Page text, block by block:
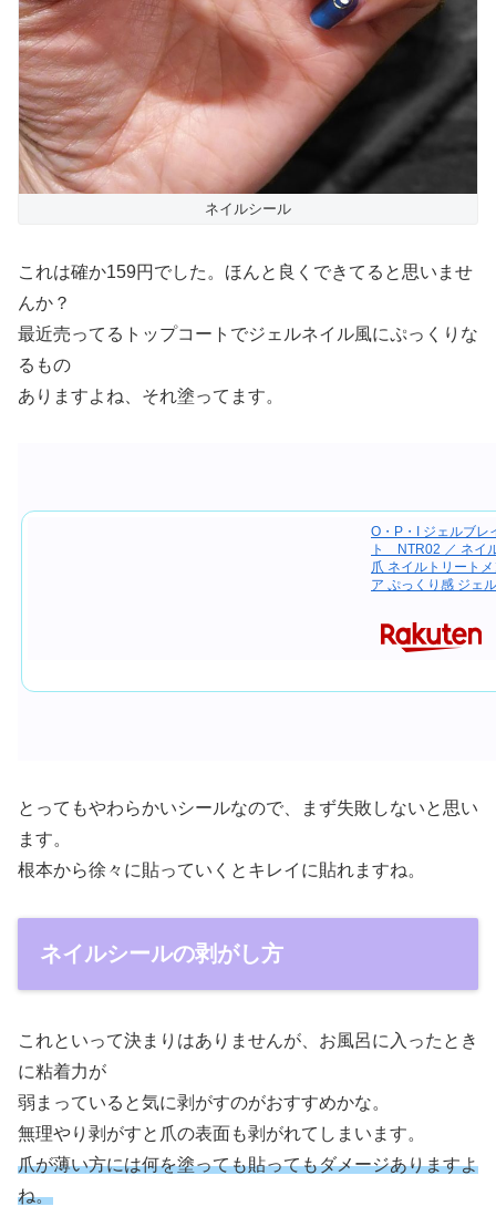
ネイルシール
これは確か159円でした。ほんと良くできてると思いませ
んか？
最近売ってるトップコートでジェルネイル風にぷっくりな
るもの
ありますよね、それ塗ってます。
O・P・I ジェルブ
ト NTR02 ／ ネイ
爪 ネイルトリート
ア ぷっくり感 ジェ
とってもやわらかいシールなので、まず失敗しないと思い
ます。
根本から徐々に貼っていくとキレイに貼れますね。
ネイルシールの剥がし方
これといって決まりはありませんが、お風呂に入ったとき
に粘着力が
弱まっていると気に剥がすのがおすすめかな。
無理やり剥がすと爪の表面も剥がれてしまいます。
爪が薄い方には何を塗っても貼ってもダメージありますよ
ね。